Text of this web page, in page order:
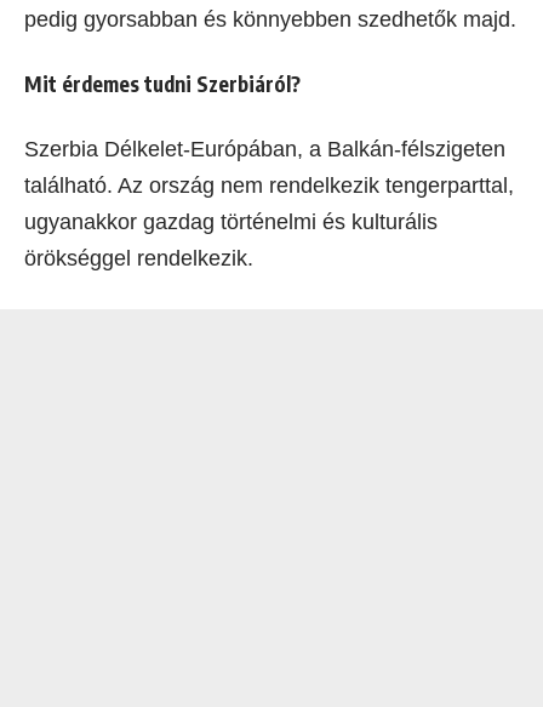
pedig gyorsabban és könnyebben szedhetők majd.
Mit érdemes tudni Szerbiáról?
Szerbia Délkelet-Európában, a Balkán-félszigeten
található. Az ország nem rendelkezik tengerparttal,
ugyanakkor gazdag történelmi és kulturális
örökséggel rendelkezik.